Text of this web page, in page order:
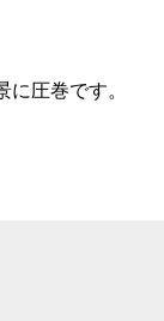
圧巻です。